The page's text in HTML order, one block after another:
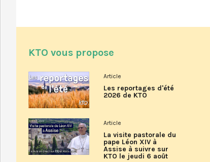
KTO vous propose
Article
Les reportages d'été
2026 de KTO
Article
La visite pastorale du
pape Léon XIV à
Assise à suivre sur
KTO le jeudi 6 août